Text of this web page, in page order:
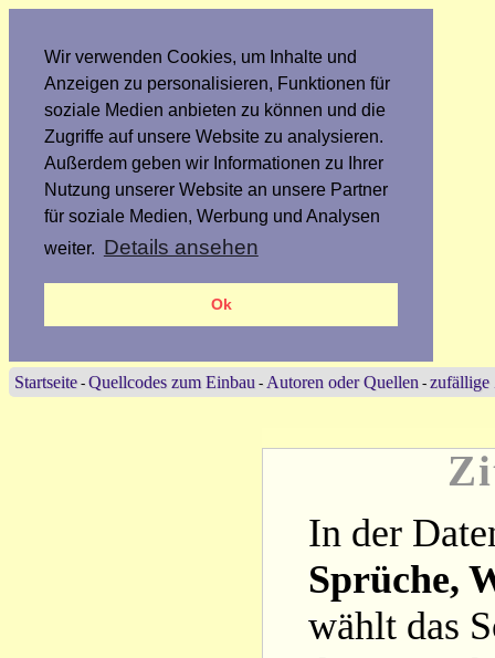
Wir verwenden Cookies, um Inhalte und
Anzeigen zu personalisieren, Funktionen für
soziale Medien anbieten zu können und die
Zugriffe auf unsere Website zu analysieren.
Außerdem geben wir Informationen zu Ihrer
Nutzung unserer Website an unsere Partner
für soziale Medien, Werbung und Analysen
weiter. Details ansehen
Ok
Startseite - Quellcodes zum Einbau - Autoren oder Quellen - zufällige
In der
Sprüche,
wählt das